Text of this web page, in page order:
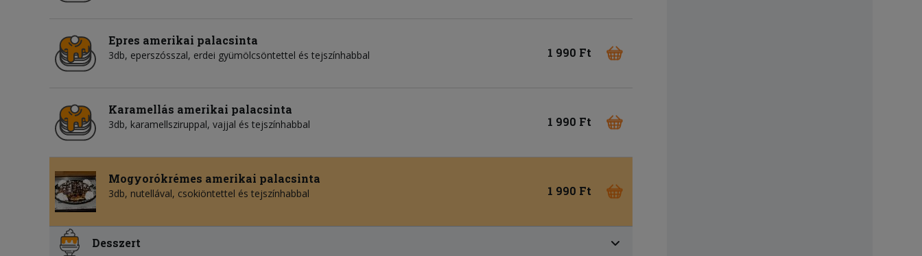
Epres amerikai palacsinta
3db, eperszósszal, erdei gyümölcsöntettel és tejszínhabbal 1 990 Ft
Karamellás amerikai palacsinta
3db, karamellsziruppal, vajjal és tejszínhabbal 1 990 Ft
Mogyorókrémes amerikai palacsinta
3db, nutellával, csokiöntettel és tejszínhabbal 1 990 Ft
Desszert